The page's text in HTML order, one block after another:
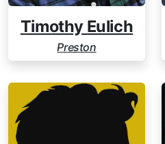
Timothy Eulich
Preston